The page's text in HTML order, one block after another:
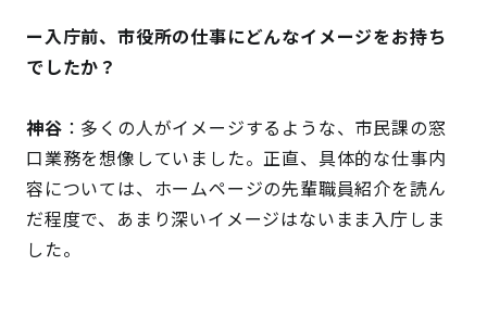
ー入庁前、市役所の仕事にどんなイメージをお持ち
でしたか？
神谷 ：多くの人がイメージするような、市民課の窓
口業務を想像していました。正直、具体的な仕事内
容については、ホームページの先輩職員紹介を読ん
だ程度で、あまり深いイメージはないまま入庁しま
した。